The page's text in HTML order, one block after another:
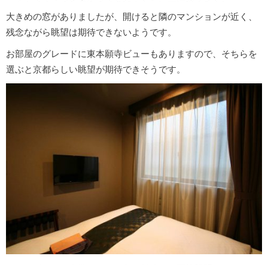
大きめの窓がありましたが、開けると隣のマンションが近く、
残念ながら眺望は期待できないようです。
お部屋のグレードに東本願寺ビューもありますので、そちらを
選ぶと京都らしい眺望が期待できそうです。